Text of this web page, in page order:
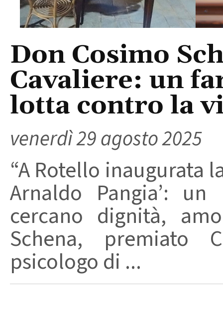
Don Cosimo
Cavaliere: un
lotta contro la
venerdì 29 agosto 2025
“A Rotello inaugurata
Arnaldo Pangia’:
cercano dignità,
Schena, premiato
psicologo di ...